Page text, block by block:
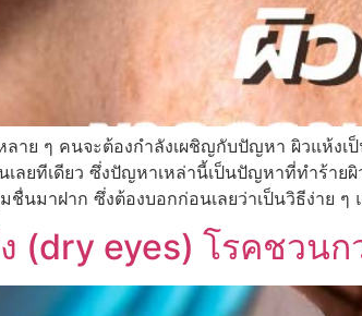
ลาย ๆ คนจะต้องกำลังเผชิญกับปัญหา ผิวแห้งเ
เลยทีเดียว ซึ่งปัญหาเหล่านี้เป็นปัญหาที่ทำร้าย
ชื่นมาฝาก ซึ่งต้องบอกก่อนเลยว่าเป็นวิธีง่าย
(dry eyes) โรคชวนก